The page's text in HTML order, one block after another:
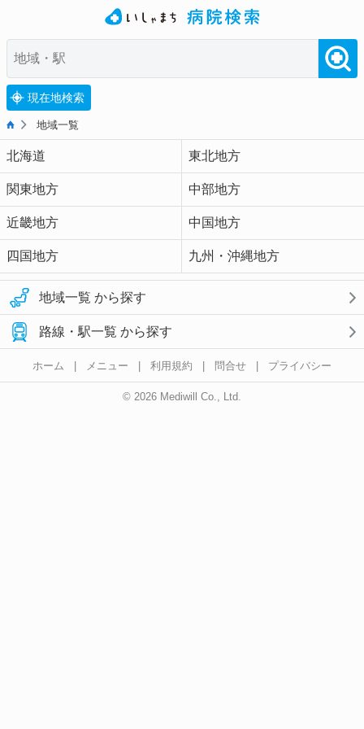
現在地検索
地域一覧
北海道 東北地方
関東地方 中部地方
近畿地方 中国地方
四国地方 九州・沖縄地方
地域一覧 から探す
路線・駅一覧 から探す
ホーム | メニュー | 利用規約 | 問合せ | プライバシー
© 2026 Mediwill Co., Ltd.